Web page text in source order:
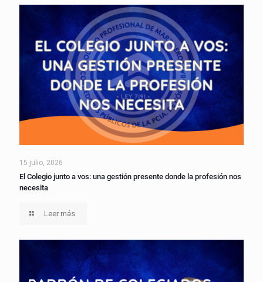
15 julio, 2026
El Colegio junto a vos: una gestión presente donde la profesión nos
necesita
Leer más